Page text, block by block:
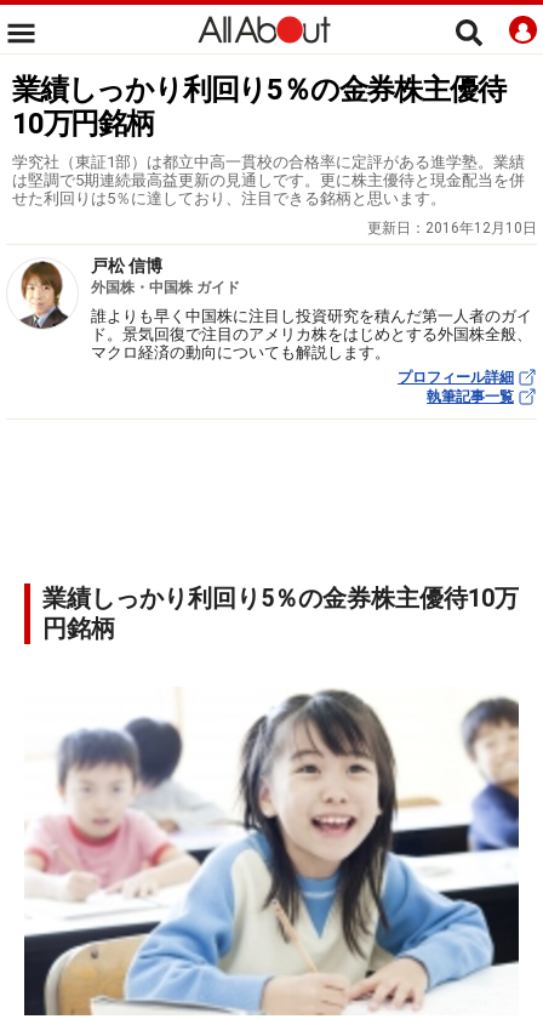
業績しっかり利回り5％の金券株主優待
10万円銘柄
学究社（東証1部）は都立中高一貫校の合格率に定評がある進学塾。業績
は堅調で5期連続最高益更新の見通しです。更に株主優待と現金配当を併
せた利回りは5％に達しており、注目できる銘柄と思います。
更新日： 2016年12月10日
戸松 信博
外国株・中国株 ガイド
誰よりも早く中国株に注目し投資研究を積んだ第一人者のガイ
ド。景気回復で注目のアメリカ株をはじめとする外国株全般、
マクロ経済の動向についても解説します。
プロフィール詳細
執筆記事一覧
業績しっかり利回り5％の金券株主優待10万
円銘柄